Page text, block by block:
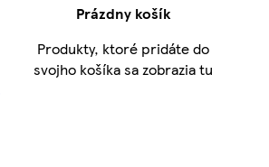
Prázdny košík
Produkty, ktoré pridáte do
svojho košíka sa zobrazia tu